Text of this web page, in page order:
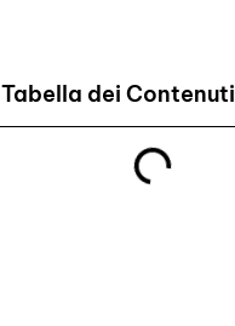
Tabella dei Contenuti